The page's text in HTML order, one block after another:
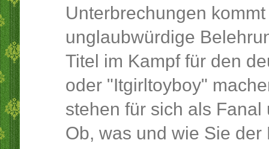
Unterbrechungen
unglaubwürdige
Titel im Kampf für den
oder "Itgirltoyboy"
stehen für sich als
Ob, was und wie Sie